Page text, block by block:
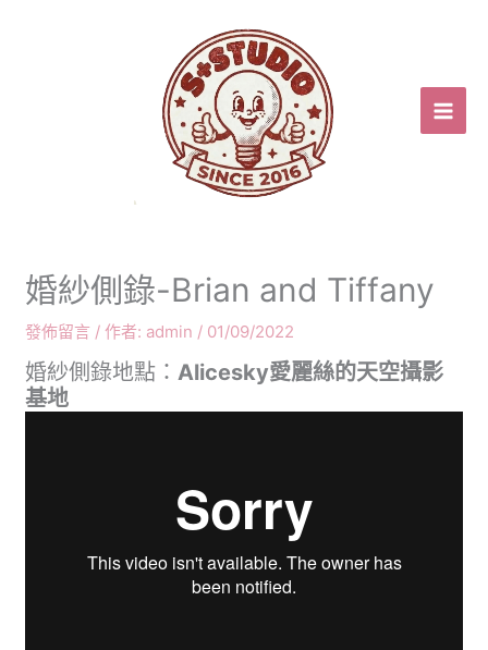
婚紗側錄-Brian and Tiffany
發佈留言 / 作者: admin / 01/09/2022
婚紗側錄地點：Alicesky愛麗絲的天空攝影
基地